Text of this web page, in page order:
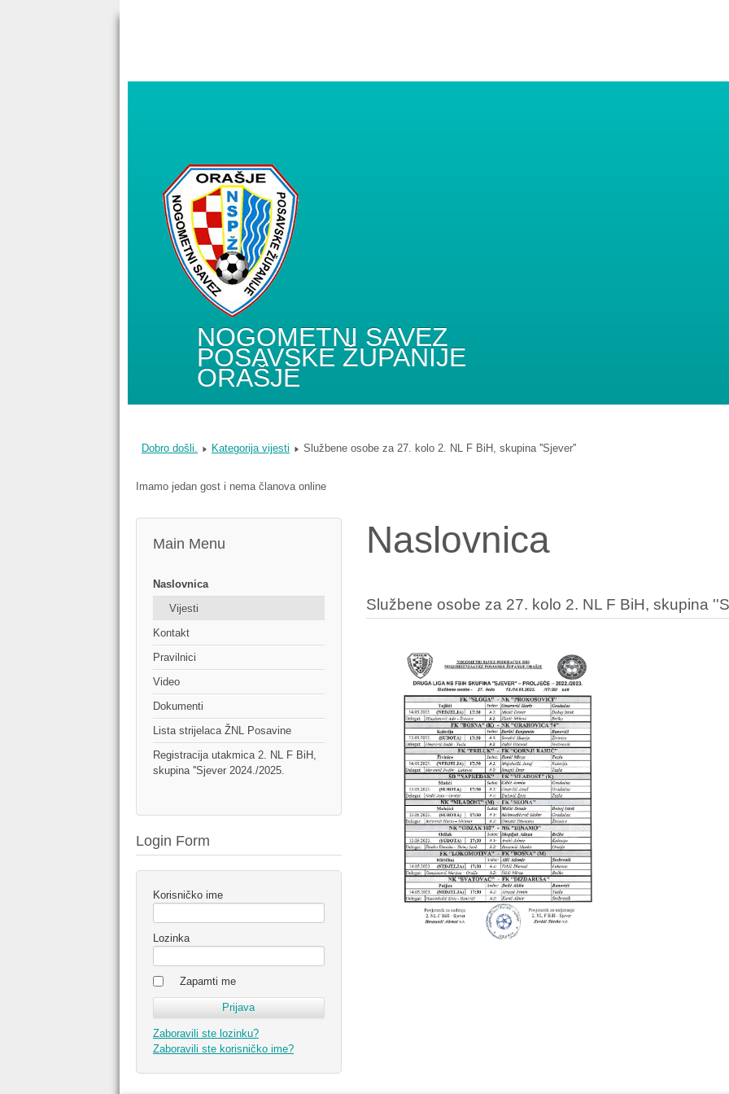
NOGOMETNI SAVEZ
POSAVSKE ŽUPANIJE
ORAŠJE
Dobro došli. Kategorija vijesti Službene osobe za 27. kolo 2. NL F BiH, skupina ''Sjever''
Imamo jedan gost i nema članova online
Main Menu
Naslovnica
Vijesti
Kontakt
Pravilnici
Video
Dokumenti
Lista strijelaca ŽNL Posavine
Registracija utakmica 2. NL F BiH,
skupina ''Sjever 2024./2025.
Login Form
Korisničko ime
Lozinka
Zapamti me
Zaboravili ste lozinku?
Zaboravili ste korisničko ime?
Naslovnica
Službene osobe za 27. kolo 2. NL F BiH, skupina